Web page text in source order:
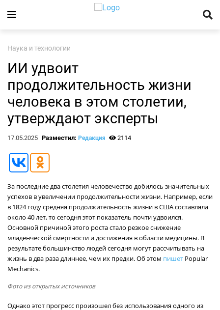
Наука и технологии
ИИ удвоит
продолжительность жизни
человека в этом столетии,
утверждают эксперты
17.05.2025 Разместил: Редакция 2114
За последние два столетия человечество добилось значительных
успехов в увеличении продолжительности жизни. Например, если
в 1824 году средняя продолжительность жизни в США составляла
около 40 лет, то сегодня этот показатель почти удвоился.
Основной причиной этого роста стало резкое снижение
младенческой смертности и достижения в области медицины. В
результате большинство людей сегодня могут рассчитывать на
жизнь в два раза длиннее, чем их предки. Об этом пишет Popular
Mechanics.
Фото из открытых источников
Однако этот прогресс произошел без использования одного из